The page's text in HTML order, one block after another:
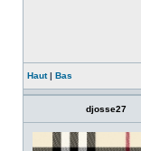
Haut| Bas
djosse27